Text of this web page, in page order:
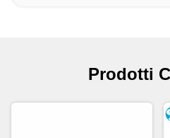
Prodotti